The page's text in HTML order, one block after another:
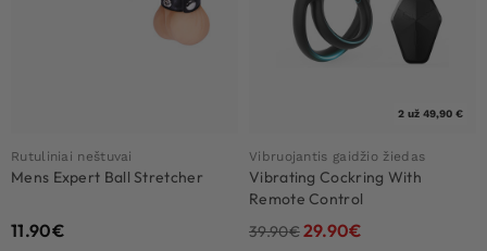
Rutuliniai neštuvai
Mens Expert Ball Stretcher
11.90€
2 už 49,90 €
Vibruojantis gaidžio žiedas
Vibrating Cockring With
Remote Control
39.90€29.90€